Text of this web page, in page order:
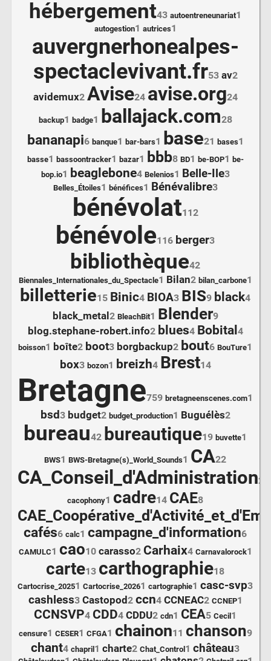
hébergement43 autoentreneunariat1
autogestion1 autrices1
auvergnerhonealpes-
spectaclevivant.fr53 av2
avidemux2 Avise24 avise.org24
backup1 badge1 ballajack.com28
bananapi6 banque1 bar-bars1 base21 bases1
basse1 bassoontracker1 bazar1 bbb8 BD1 be-BOP1 be-
bop.io1 beaglebone4 Belenios1 Belle-Ile3
Belles_Étoiles1 bénéfices1 Bénévalibre3
bénévolat112
bénévole116 berger3
bibliothèque42
Biennales_Internationales_du_Spectacle1 Bilan2 bilan_carbone1
billetterie15 Binic4 BIOA3 BIS9 black4
black_metal 2 BleachBit1 Blender9
blog.stephane-robert.info2 blues4 Bobital 4
boisson1 boîte2 boot3 borgbackup2 bout6 BouTure1
box3 bozon1 breizh4 Brest14
Bretagne759 bretagneenscenes.com1
bsd3 budget2 budget_production1 Buguélès2
bureau42 bureautique19 buvette1
BWS1 BWS-Bretagne(s)_World_Sounds1 CA22
CA_Conseil_d'Administration22
cacophony1 cadre14 CAE8
cafés6 calc1 campagne_d'information6
CAMULC1 cao10 carasso2 Carhaix4 Carnavalorock1
carte13 carthographie18
Cartocrise_20251 Cartocrise_20261 cartographie1 casc-svp3
cashless3 Castopod2 ccn4 CCNEAC2 CCNEP1
CCNSVP4 CDD4 CDDU2 cdn1 CEA5 Cecil 1
censure1 CESER1 CFGA1 chainon11 chanson9
chant4 chapril 1 charte2 Chat_Control 1 château3